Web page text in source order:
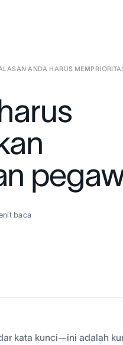
Hubungi penjualan
ANDA HARUS
baca
kata kunci—ini adalah